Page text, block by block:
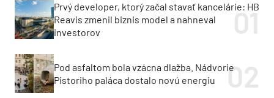
Prvý developer, ktorý začal stavať kancelárie: HB
Reavis zmenil biznis model a nahneval
investorov
Pod asfaltom bola vzácna dlažba. Nádvorie
Pistoriho paláca dostalo novú energiu